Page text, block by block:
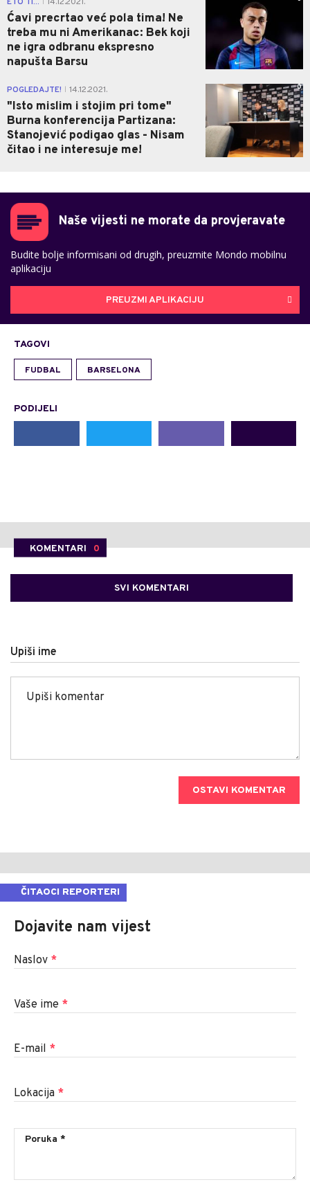
Ćavi precrtao već pola tima! Ne
treba mu ni Amerikanac: Bek koji
ne igra odbranu ekspresno
napušta Barsu
POGLEDAJTE! 14.12.2021.
"Isto mislim i stojim pri tome"
Burna konferencija Partizana:
Stanojević podigao glas - Nisam
čitao i ne interesuje me!
0
Naše vijesti ne morate da provjeravate
Budite bolje informisani od drugih, preuzmite Mondo mobilnu
aplikaciju
PREUZMI APLIKACIJU
TAGOVI
FUDBAL BARSELONA
PODIJELI
KOMENTARI 0
SVI KOMENTARI
Upiši ime
OSTAVI KOMENTAR
ČITAOCI REPORTERI
Dojavite nam vijest
Naslov *
Vaše ime *
E-mail *
Lokacija *